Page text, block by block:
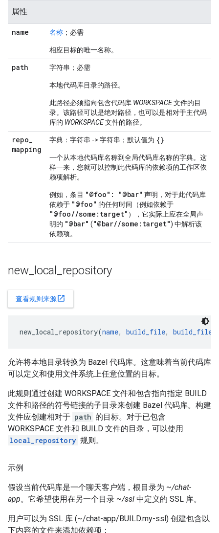
属性
name 名称 ；必需
相应目标的唯一名称。
path 字符串；必需
本地代码库目录的路径。
此路径必须指向包含代码库 WORKSPACE文件的目
录。该路径可以是绝对路径，也可以是相对于主代码
库的 WORKSPACE文件的路径。
repo_
mapping
字典：字符串 -> 字符串；默认值为 {}
一个从本地代码库名称到全局代码库名称的字典。这
样一来，您就可以控制此代码库的依赖项的工作区依
赖项解析。
例如，条目 "@foo": "@bar" 声明，对于此代码库
依赖于 "@foo" 的任何时间（例如依赖于
"@foo//some:target" ），它实际上应在全局声
明的 "@bar" ("@bar//some:target") 中解析该
依赖项。
new_ local repository
查看规则来源open_in_new
new_local_repository(name, build_file,
允许将本地目录转换为 Bazel 代码库。这意味着当前代码库
可以定义和使用文件系统上任意位置的目标。
此规则通过创建 WORKSPACE 文件和包含指向指定 BUILD
文件和路径的符号链接的子目录来创建 Bazel 代码库。构建
文件应创建相对于 path 的目标。对于已包含
WORKSPACE 文件和 BUILD 文件的目录，可以使用
local_repository 规则。
示例
假设当前代码库是一个聊天客户端，根目录为 ~/chat-
app。它希望使用在另一个目录 ~/ssl 中定义的 SSL 库。
用户可以为 SSL 库 (~/chat-app/BUILD.my-ssl) 创建包含以
下内容的文件来添加依赖项：